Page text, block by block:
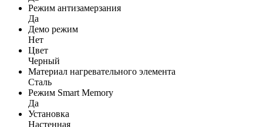
Режим антизамерзания
Да
Демо режим
Нет
Цвет
Черный
Материал нагревательного элемента
Сталь
Режим Smart Memory
Да
Установка
Настенная